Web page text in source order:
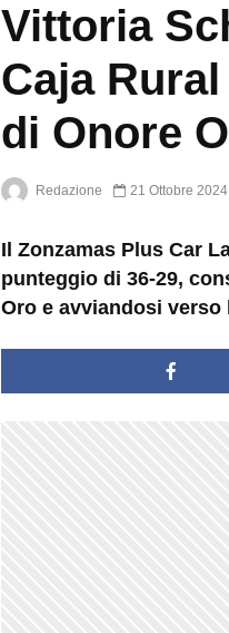
Vittoria
Caja
di Onore
Redazione 21 Ottobre 2024
Il Zonzamas Plus Car
punteggio di 36-29,
Oro e avviandosi verso